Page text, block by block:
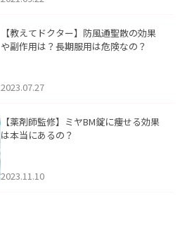
【教えてドクター】防風通聖散の効果
や副作用は？長期服用は危険なの？
2023.07.27
【薬剤師監修】ミヤBM錠に痩せる効果
は本当にあるの？
2023.11.10